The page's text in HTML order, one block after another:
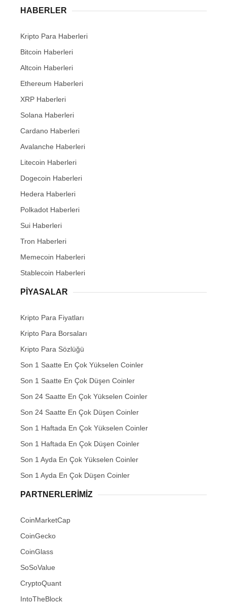
HABERLER
Kripto Para Haberleri
Bitcoin Haberleri
Altcoin Haberleri
Ethereum Haberleri
XRP Haberleri
Solana Haberleri
Cardano Haberleri
Avalanche Haberleri
Litecoin Haberleri
Dogecoin Haberleri
Hedera Haberleri
Polkadot Haberleri
Sui Haberleri
Tron Haberleri
Memecoin Haberleri
Stablecoin Haberleri
PIYASALAR
Kripto Para Fiyatları
Kripto Para Borsaları
Kripto Para Sözlüğü
Son 1 Saatte En Çok Yükselen Coinler
Son 1 Saatte En Çok Düşen Coinler
Son 24 Saatte En Çok Yükselen Coinler
Son 24 Saatte En Çok Düşen Coinler
Son 1 Haftada En Çok Yükselen Coinler
Son 1 Haftada En Çok Düşen Coinler
Son 1 Ayda En Çok Yükselen Coinler
Son 1 Ayda En Çok Düşen Coinler
PARTNERLERIMIZ
CoinMarketCap
CoinGecko
CoinGlass
SoSoValue
CryptoQuant
IntoTheBlock